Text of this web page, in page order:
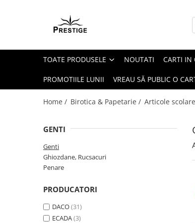
Toate Produsele
Pachete Speciale Carti
Spiritualitate - Ezoterism
AngelConnection
Chiromantie
Dezvoltare Spirituala
New Illuminati Files
TOATE PRODUSELE NOUTATI CARTI IN
PROMOTIILE LUNII VREAU SĂ PUBLIC O
Home / Birotica & Papetarie / Articole
GENTI
Genti
Ghiozdane, Rucsacuri
Penare
PRODUCATORI
DACO(31)
ECADA(3)